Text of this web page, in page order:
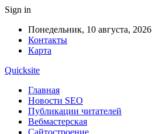
Sign in
Понедельник, 10 августа, 2026
Контакты
Карта
Quicksite
Главная
Новости SEO
Публикации читателей
Вебмастерская
Сайтостроение